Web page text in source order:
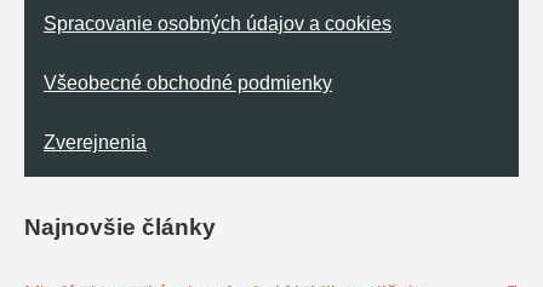
Spracovanie osobných údajov a cookies
Všeobecné obchodné podmienky
Zverejnenia
Najnovšie články